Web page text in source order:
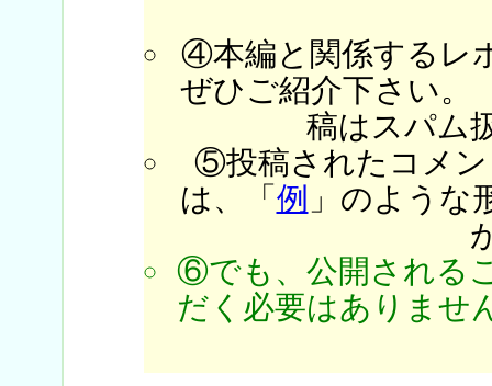
④本編と関係するレ
ぜひご紹介下さい。
稿はスパム
⑤投稿されたコメン
は、「 例 」のような
⑥でも、公開される
だく必要はありませ